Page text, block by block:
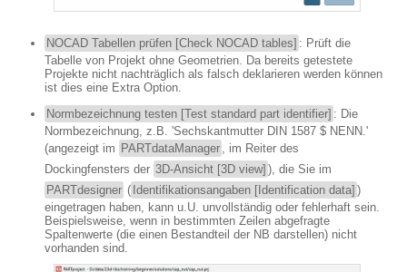
NOCAD Tabellen prüfen [Check NOCAD tables] : Prüft die
Tabelle von Projekt ohne Geometrien. Da bereits getestete
Projekte nicht nachträglich als falsch deklarieren werden können
ist dies eine Extra Option.
Normbezeichnung testen [Test standard part identifier] : Die
Normbezeichnung, z.B. 'Sechskantmutter DIN 1587 $ NENN.'
(angezeigt im PARTdataManager
, im Reiter des
Dockingfensters der 3D-Ansicht [3D view] ), die Sie im
PARTdesigner ( Identifikationsangaben [Identification data] )
eingetragen haben, kann u.U. unvollständig oder fehlerhaft sein.
Beispielsweise, wenn in bestimmten Zeilen abgefragte
Spaltenwerte (die einen Bestandteil der NB darstellen) nicht
vorhanden sind.